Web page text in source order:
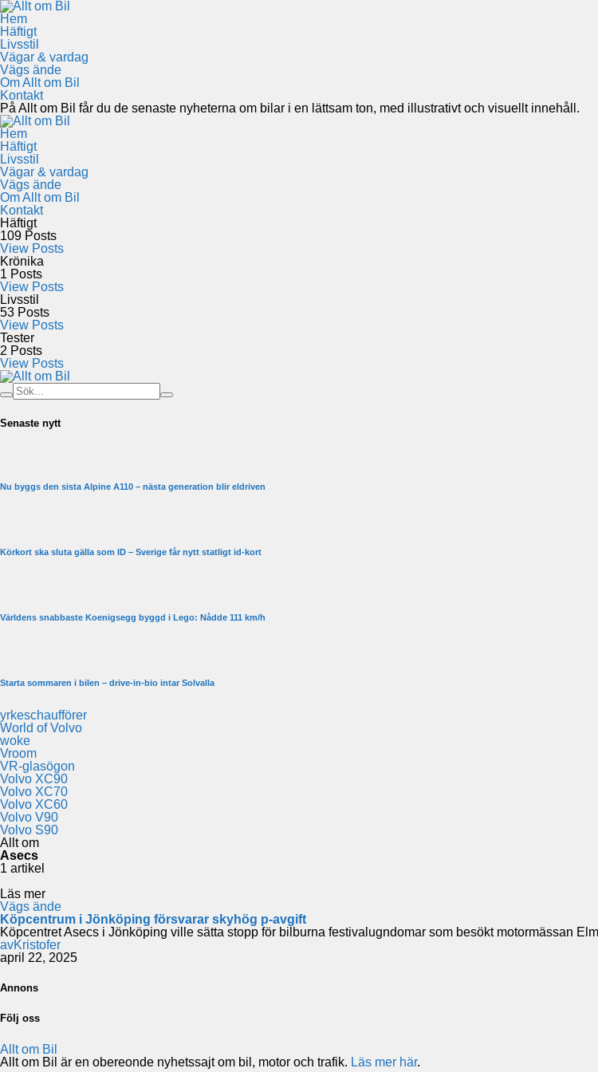
Hem
Häftigt
Livsstil
Vägar & vardag
Vägs ände
Om Allt om Bil
Kontakt
På Allt om Bil får du de senaste nyheterna om bilar i en lättsam ton, med illustrativt och visuellt innehåll.
Hem
Häftigt
Livsstil
Vägar & vardag
Vägs ände
Om Allt om Bil
Kontakt
Häftigt
109 Posts
View Posts
Krönika
1 Posts
View Posts
Livsstil
53 Posts
View Posts
Tester
2 Posts
View Posts
Senaste nytt
Nu byggs den sista Alpine A110 – nästa generation blir eldriven
Körkort ska sluta gälla som ID – Sverige får nytt statligt id-kort
Världens snabbaste Koenigsegg byggd i Lego: Nådde 111 km/h
Starta sommaren i bilen – drive-in-bio intar Solvalla
yrkeschaufförer
World of Volvo
woke
Vroom
VR-glasögon
Volvo XC90
Volvo XC70
Volvo XC60
Volvo V90
Volvo S90
Allt om
Asecs
1 artikel
Läs mer
Vägs ände
Köpcentrum i Jönköping försvarar skyhög p-avgift
Köpcentret Asecs i Jönköping ville sätta stopp för bilburna festivalugndomar som besökt motormässan
avKristofer
april 22, 2025
Annons
Följ oss
Allt om Bil
Allt om Bil är en obereonde nyhetssajt om bil, motor och trafik. Läs mer här.